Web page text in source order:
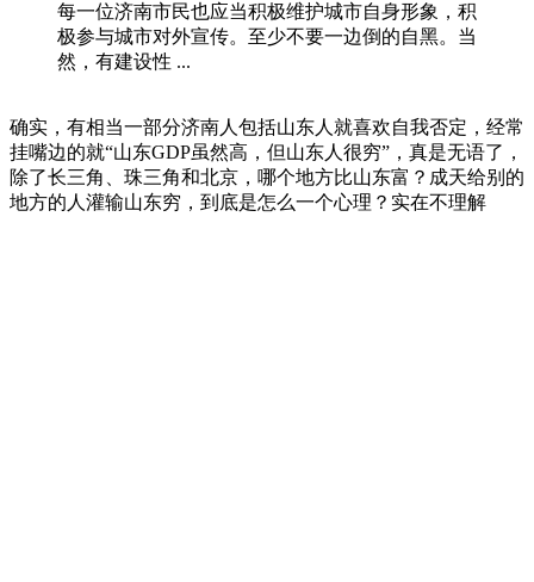
每一位济南市民也应当积极维护城市自身形象，积
极参与城市对外宣传。至少不要一边倒的自黑。当
然，有建设性 ...
确实，有相当一部分济南人包括山东人就喜欢自我否定，经常
挂嘴边的就“山东GDP虽然高，但山东人很穷”，真是无语了，
除了长三角、珠三角和北京，哪个地方比山东富？成天给别的
地方的人灌输山东穷，到底是怎么一个心理？实在不理解